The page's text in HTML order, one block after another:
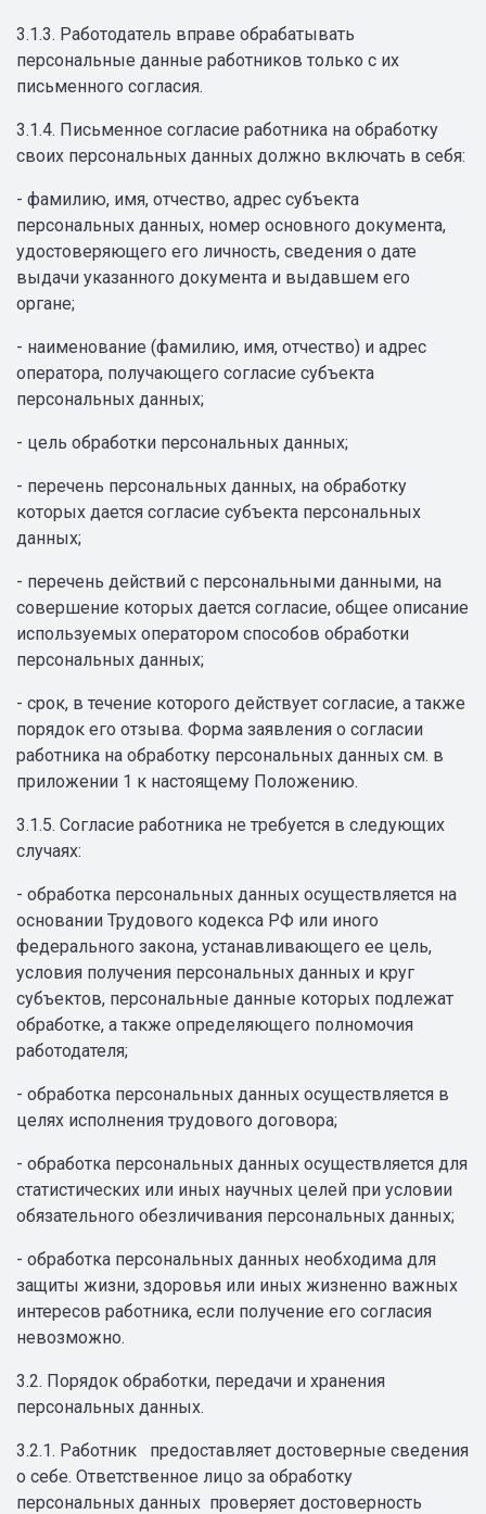
3.1.3. Работодатель вправе обрабатывать
персональные данные работников только с их
письменного согласия.
3.1.4. Письменное согласие работника на обработку
своих персональных данных должно включать в себя:
- фамилию, имя, отчество, адрес субъекта
персональных данных, номер основного документа,
удостоверяющего его личность, сведения о дате
выдачи указанного документа и выдавшем его
органе;
- наименование (фамилию, имя, отчество) и адрес
оператора, получающего согласие субъекта
персональных данных;
- цель обработки персональных данных;
- перечень персональных данных, на обработку
которых дается согласие субъекта персональных
данных;
- перечень действий с персональными данными, на
совершение которых дается согласие, общее описание
используемых оператором способов обработки
персональных данных;
- срок, в течение которого действует согласие, а также
порядок его отзыва. Форма заявления о согласии
работника на обработку персональных данных см. в
приложении 1 к настоящему Положению.
3.1.5. Согласие работника не требуется в следующих
случаях:
- обработка персональных данных осуществляется на
основании Трудового кодекса РФ или иного
федерального закона, устанавливающего ее цель,
условия получения персональных данных и круг
субъектов, персональные данные которых подлежат
обработке, а также определяющего полномочия
работодателя;
- обработка персональных данных осуществляется в
целях исполнения трудового договора;
- обработка персональных данных осуществляется для
статистических или иных научных целей при условии
обязательного обезличивания персональных данных;
- обработка персональных данных необходима для
защиты жизни, здоровья или иных жизненно важных
интересов работника, если получение его согласия
невозможно.
3.2. Порядок обработки, передачи и хранения
персональных данных.
3.2.1. Работник предоставляет достоверные сведения
о себе. Ответственное лицо за обработку
персональных данных проверяет достоверность